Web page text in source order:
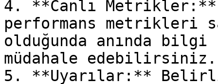
4. **Canlı Metrikler:**
performans metrikleri
olduğunda anında
müdahale edebilirsiniz.
5. **Uyarılar:** Belirli